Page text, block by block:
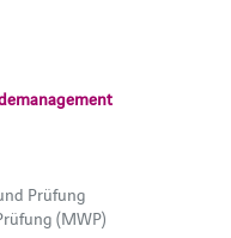
Prüfung
(MWP)